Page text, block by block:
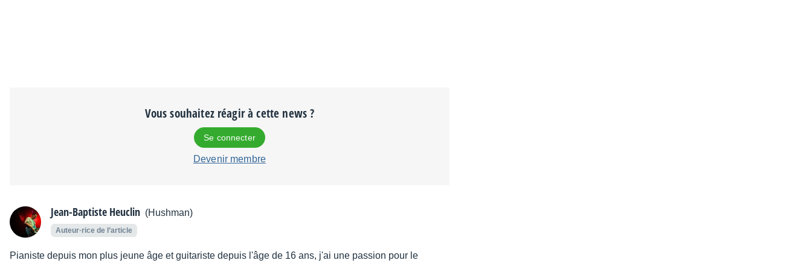
Vous souhaitez réagir à cette news ?
Se connecter
Devenir membre
Jean-Baptiste Heuclin (Hushman)
Auteur·rice de l’article
Pianiste depuis mon plus jeune âge et guitariste depuis l'âge de 16 ans, j'ai une passion pour le